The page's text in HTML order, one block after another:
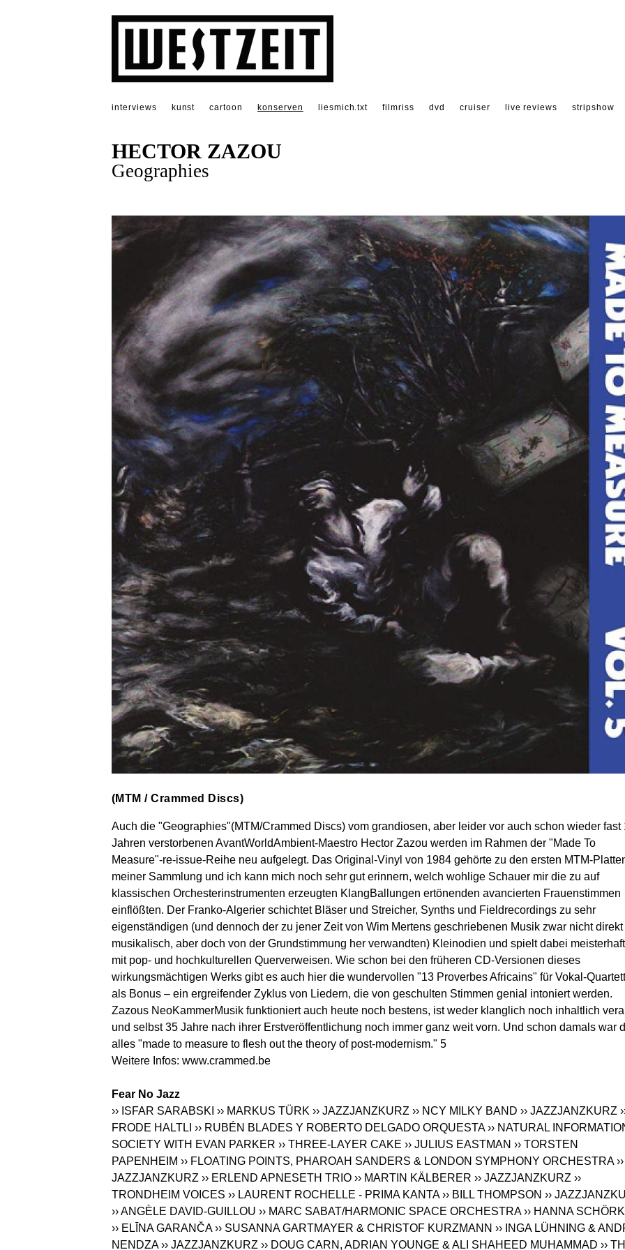
interviews kunst cartoon konserven liesmich.txt filmriss dvd cruiser live reviews stripshow
HECTOR ZAZOU
Geographies
(MTM / Crammed Discs)
Auch die "Geographies"(MTM/Crammed Discs) vom grandiosen, aber leider vor auch schon wieder fast
Jahren verstorbenen AvantWorldAmbient-Maestro Hector Zazou werden im Rahmen der "Made To
Measure"-re-issue-Reihe neu aufgelegt. Das Original-Vinyl von 1984 gehörte zu den ersten MTM-
meiner Sammlung und ich kann mich noch sehr gut erinnern, welch wohlige Schauer mir die zu auf
klassischen Orchesterinstrumenten erzeugten KlangBallungen ertönenden avancierten Frauenstimmen
einflößten. Der Franko-Algerier schichtet Bläser und Streicher, Synths und Fieldrecordings zu sehr
eigenständigen (und dennoch der zu jener Zeit von Wim Mertens geschriebenen Musik zwar nicht direkt
musikalisch, aber doch von der Grundstimmung her verwandten) Kleinodien und spielt dabei meisterhaft
mit pop- und hochkulturellen Querverweisen. Wie schon bei den früheren CD-Versionen dieses
wirkungsmächtigen Werks gibt es auch hier die wundervollen "13 Proverbes Africains" für Vokal-Quartett
als Bonus – ein ergreifender Zyklus von Liedern, die von geschulten Stimmen genial intoniert werden.
Zazous NeoKammerMusik funktioniert auch heute noch bestens, ist weder klanglich noch inhaltlich
und selbst 35 Jahre nach ihrer Erstveröffentlichung noch immer ganz weit vorn. Und schon damals war
alles "made to measure to flesh out the theory of post-modernism." 5
Weitere Infos: www.crammed.be
Fear No Jazz
›› ISFAR SARABSKI ›› MARKUS TÜRK ›› JAZZJANZKURZ ›› NCY MILKY BAND ›› JAZZJANZKURZ
FRODE HALTLI ›› RUBÉN BLADES Y ROBERTO DELGADO ORQUESTA ›› NATURAL
SOCIETY WITH EVAN PARKER ›› THREE-LAYER CAKE ›› JULIUS EASTMAN ›› TORSTEN
PAPENHEIM ›› FLOATING POINTS, PHAROAH SANDERS & LONDON SYMPHONY ORCHESTRA ››
JAZZJANZKURZ ›› ERLEND APNESETH TRIO ›› MARTIN KÄLBERER ›› JAZZJANZKURZ ››
TRONDHEIM VOICES ›› LAURENT ROCHELLE - PRIMA KANTA ›› BILL THOMPSON ››
›› ANGÈLE DAVID-GUILLOU ›› MARC SABAT/HARMONIC SPACE ORCHESTRA ›› HANNA
›› ELĪNA GARANČA ›› SUSANNA GARTMAYER & CHRISTOF KURZMANN ›› INGA LÜHNING &
NENDZA ›› JAZZJANZKURZ ›› DOUG CARN, ADRIAN YOUNGE & ALI SHAHEED MUHAMMAD ››